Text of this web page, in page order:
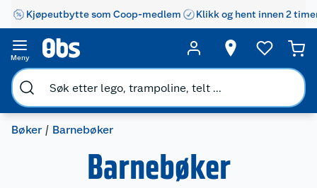
Kjøpeutbytte som Coop-medlem Klikk og hent innen 2
Meny
Bøker Barnebøker
Barnebøker